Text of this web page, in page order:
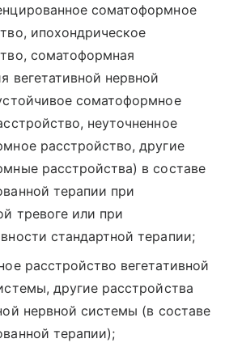
соматоформное
ипохондрическое
соматоформная
вегетативной нервной
соматоформное
неуточненное
расстройство, другие
расстройства) в составе
терапии при
тревоге или при
стандартной терапии;
расстройство вегетативной
другие расстройства
нервной системы (в составе
терапии);